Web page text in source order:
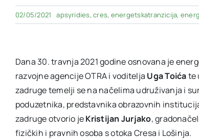
02/05/2021 apsyridies,cres, energetskatranzicija,
Dana 30. travnja 2021 godine osnovana je
razvojne agencije OTRA i voditelja Uga Toićate
zadruge temelji se na načelima udruživanja i
poduzetnika, predstavnika obrazovnih
zadruge otvorio jeKristijan Jurjako,
fizičkih i pravnih osoba s otoka Cresa i Lošinja.